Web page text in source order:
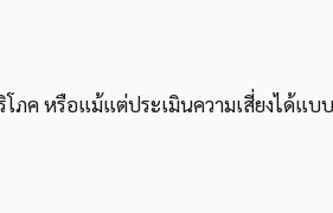
ภค หรือแม้แต่ประเมินความเสี่ยงได้แบ